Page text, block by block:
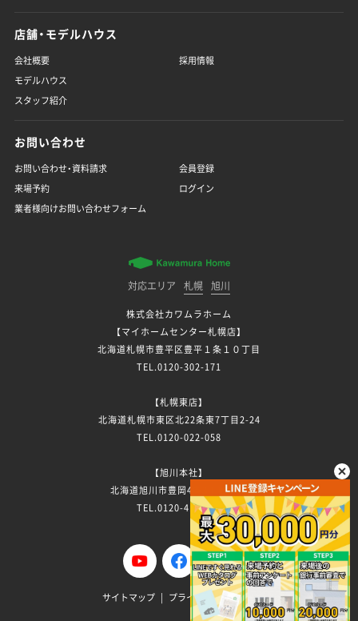
店舗・モデルハウス
会社概要
モデルハウス
スタッフ紹介
採用情報
お問い合わせ
お問い合わせ・資料請求
来場予約
業者様向けお問い合わせフォーム
会員登録
ログイン
対応エリア 札幌 旭川
株式会社カワムラホーム
【マイホームセンター札幌店】
北海道札幌市豊平区豊平１条１０丁目
TEL.0120-302-171
【札幌東店】
北海道札幌市東区北22条東7丁目2-24
TEL.0120-022-058
【旭川本社】
北海道旭川市豊岡4条3丁目7-13
TEL.0120-411-296
サイトマップ プライバシーポリシー